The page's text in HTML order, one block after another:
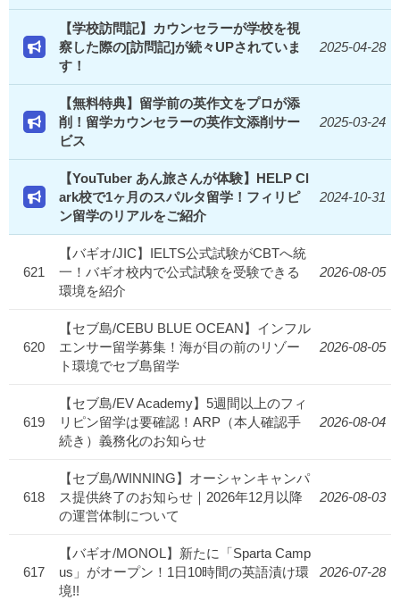
【学校訪問記】カウンセラーが学校を視
察した際の[訪問記]が続々UPされていま
す！
2025-04-28
【無料特典】留学前の英作文をプロが添
削！留学カウンセラーの英作文添削サー
ビス
2025-03-24
【YouTuber あん旅さんが体験】HELP Cl
ark校で1ヶ月のスパルタ留学！フィリピ
ン留学のリアルをご紹介
2024-10-31
621
【バギオ/JIC】IELTS公式試験がCBTへ統
一！バギオ校内で公式試験を受験できる
環境を紹介
2026-08-05
620
【セブ島/CEBU BLUE OCEAN】インフル
エンサー留学募集！海が目の前のリゾー
ト環境でセブ島留学
2026-08-05
619
【セブ島/EV Academy】5週間以上のフィ
リピン留学は要確認！ARP（本人確認手
続き）義務化のお知らせ
2026-08-04
618
【セブ島/WINNING】オーシャンキャンパ
ス提供終了のお知らせ｜2026年12月以降
の運営体制について
2026-08-03
617
【バギオ/MONOL】新たに「Sparta Camp
us」がオープン！1日10時間の英語漬け環
境!!
2026-07-28